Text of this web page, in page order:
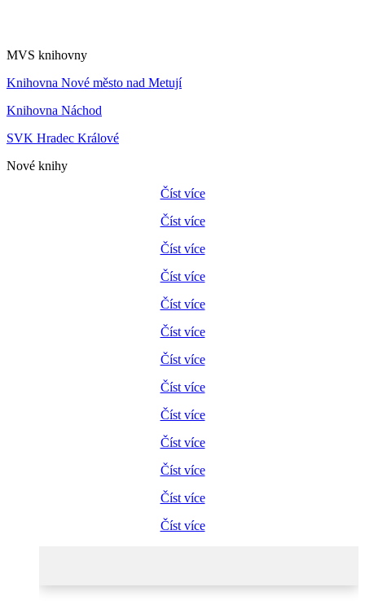
MVS knihovny
Knihovna Nové město nad Metují
Knihovna Náchod
SVK Hradec Králové
Nové knihy
Číst více
Číst více
Číst více
Číst více
Číst více
Číst více
Číst více
Číst více
Číst více
Číst více
Číst více
Číst více
Číst více